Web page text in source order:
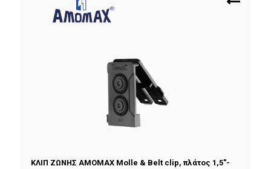
ΚΛΙΠ ΖΩΝΗΣ AMOMAX Molle & Belt clip, πλάτος 1,5″-